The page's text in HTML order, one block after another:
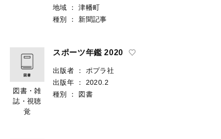
地域
：
津幡町
種別
： 新聞記事
図書・雑
誌・視聴
覚
スポーツ年鑑 2020
出版者 ：
ポプラ社
出版年
：
2020.2
種別
： 図書